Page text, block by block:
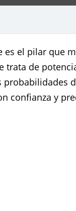
el pilar que
de
confianza y